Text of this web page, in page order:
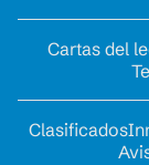
Cartas del
Clasificados